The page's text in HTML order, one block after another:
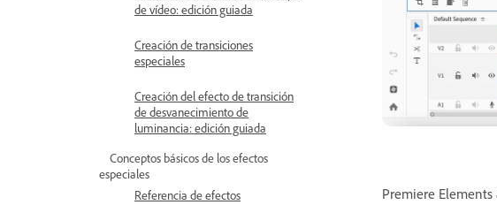
de vídeo: edición guiada
Creación de transiciones
especiales
Creación del efecto de transición
de desvanecimiento de
luminancia: edición guiada
Conceptos básicos de los efectos
especiales
Referencia de efectos
Premiere